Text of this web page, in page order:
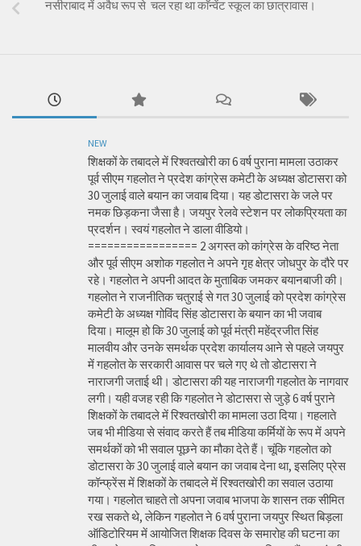
नसीराबाद में अवैध रूप से चल रहा था काॅन्वेंट स्कूल का छात्रावास।
NEW
शिक्षकों के तबादले में रिश्वतखोरी का 6 वर्ष पुराना मामला उठाकर
पूर्व सीएम गहलोत ने प्रदेश कांग्रेस कमेटी के अध्यक्ष डोटासरा को
30 जुलाई वाले बयान का जवाब दिया। यह डोटासरा के जले पर
नमक छिड़कना जैसा है। जयपुर रेलवे स्टेशन पर लोकप्रियता का
प्रदर्शन। स्वयं गहलोत ने डाला वीडियो।
================= 2 अगस्त को कांग्रेस के वरिष्ठ नेता
और पूर्व सीएम अशोक गहलोत ने अपने गृह क्षेत्र जोधपुर के दौरे पर
रहे। गहलोत ने अपनी आदत के मुताबिक जमकर बयानबाजी की।
गहलोत ने राजनीतिक चतुराई से गत 30 जुलाई को प्रदेश कांग्रेस
कमेटी के अध्यक्ष गोविंद सिंह डोटासरा के बयान का भी जवाब
दिया। मालूम हो कि 30 जुलाई को पूर्व मंत्री महेंद्रजीत सिंह
मालवीय और उनके समर्थक प्रदेश कार्यालय आने से पहले जयपुर
में गहलोत के सरकारी आवास पर चले गए थे तो डोटासरा ने
नाराजगी जताई थी। डोटासरा की यह नाराजगी गहलोत के नागवार
लगी। यही वजह रही कि गहलोत ने डोटासरा से जुड़े 6 वर्ष पुराने
शिक्षकों के तबादले में रिश्वतखोरी का मामला उठा दिया। गहलाते
जब भी मीडिया से संवाद करते हैं तब मीडिया कर्मियों के रूप में अपने
समर्थकों को भी सवाल पूछने का मौका देते हैं। चूंकि गहलोत को
डोटासरा के 30 जुलाई वाले बयान का जवाब देना था, इसलिए प्रेस
कॉन्फ्रेंस में शिक्षकों के तबादले में रिश्वतखोरी का सवाल उठाया
गया। गहलोत चाहते तो अपना जवाब भाजपा के शासन तक सीमित
रख सकते थे, लेकिन गहलोत ने 6 वर्ष पुराना जयपुर स्थित बिड़ला
ऑडिटोरियम में आयोजित शिक्षक दिवस के समारोह की घटना का